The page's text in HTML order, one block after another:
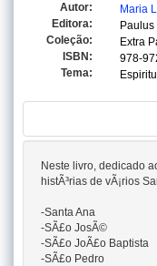
Autor:
Maria
Editora:
Paulus
Coleção:
Extra
ISBN:
978-
Tema:
Neste livro, dedicado
histÃ³rias de vÃ¡rios
-Santa Ana
-SÃ£o JosÃ©
-SÃ£o JoÃ£o Baptista
-SÃ£o Pedro